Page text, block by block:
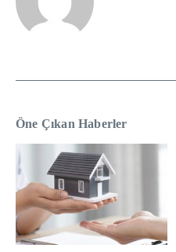
Öne Çıkan Haberler